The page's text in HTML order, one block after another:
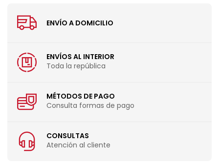
ENVÍO A DOMICILIO
ENVÍOS AL INTERIOR
Toda la república
MÉTODOS DE PAGO
Consulta formas de pago
CONSULTAS
Atención al cliente